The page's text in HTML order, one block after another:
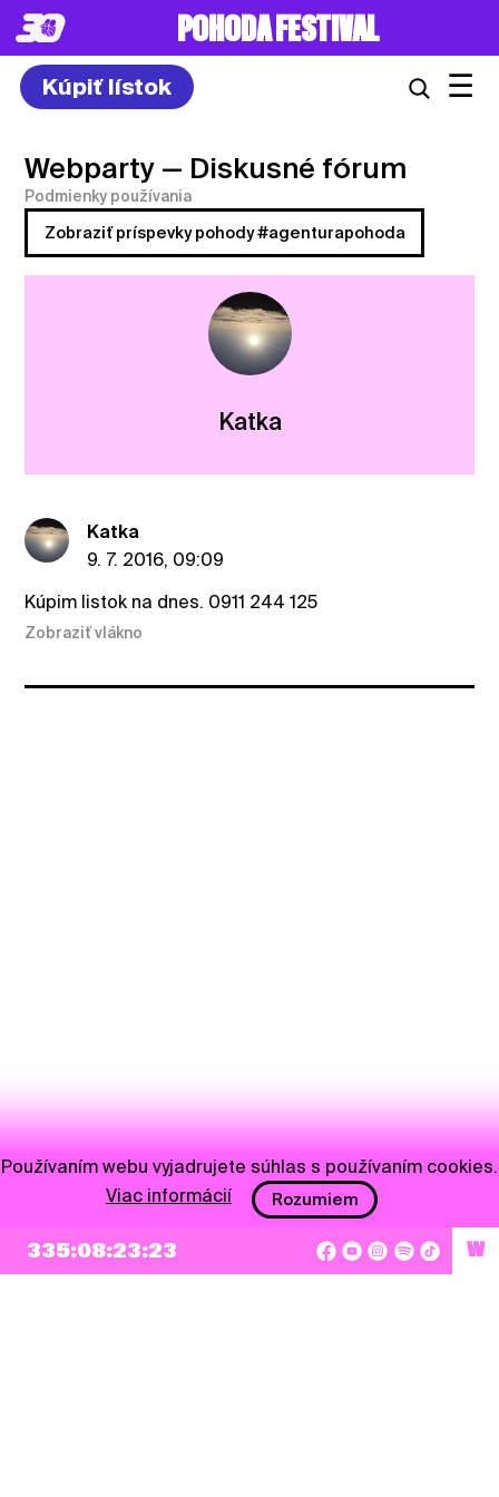
POHODA FESTIVAL
Kúpiť lístok ☰
Webparty — Diskusné fórum
Podmienky používania
Zobraziť príspevky pohody #agenturapohoda
Katka
Katka
9. 7. 2016, 09:09
Kúpim listok na dnes. 0911 244 125
Zobraziť vlákno
335:08:23:23 W
Používaním webu vyjadrujete súhlas s používaním cookies.
Viac informácií
Rozumiem